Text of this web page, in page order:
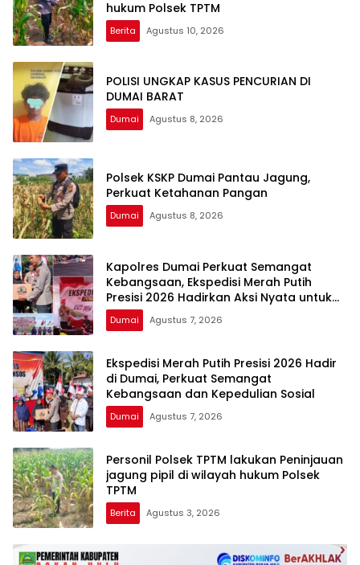
hukum Polsek TPTM
Berita Agustus 10, 2026
POLISI UNGKAP KASUS PENCURIAN DI
DUMAI BARAT
Dumai Agustus 8, 2026
Polsek KSKP Dumai Pantau Jagung,
Perkuat Ketahanan Pangan
Dumai Agustus 8, 2026
Kapolres Dumai Perkuat Semangat
Kebangsaan, Ekspedisi Merah Putih
Presisi 2026 Hadirkan Aksi Nyata untuk
Rakyat
Dumai Agustus 7, 2026
Ekspedisi Merah Putih Presisi 2026 Hadir
di Dumai, Perkuat Semangat
Kebangsaan dan Kepedulian Sosial
Dumai Agustus 7, 2026
Personil Polsek TPTM lakukan Peninjauan
jagung pipil di wilayah hukum Polsek
TPTM
Berita Agustus 3, 2026